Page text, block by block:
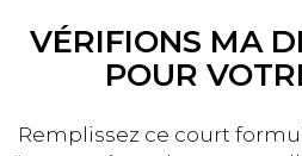
VÉRIFIONS MA
POUR
Remplissez ce court